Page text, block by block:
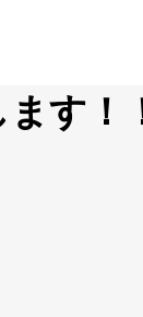
す！